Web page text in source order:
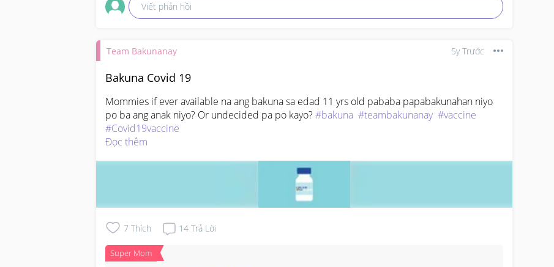
Viết phản hồi
Team Bakunanay 5y Trước
Bakuna Covid 19
Mommies if ever available na ang bakuna sa edad 11 yrs old pababa papabakunahan niyo
po ba ang anak niyo? Or undecided pa po kayo? #bakuna #teambakunanay #vaccine
#Covid19vaccine
Đọc thêm
7 Thích 14 Trả Lời
Super Mom